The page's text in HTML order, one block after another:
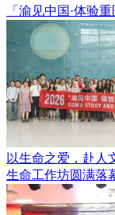
「渝见中国·体验
以生命之爱，赴人
生命工作坊圆满落